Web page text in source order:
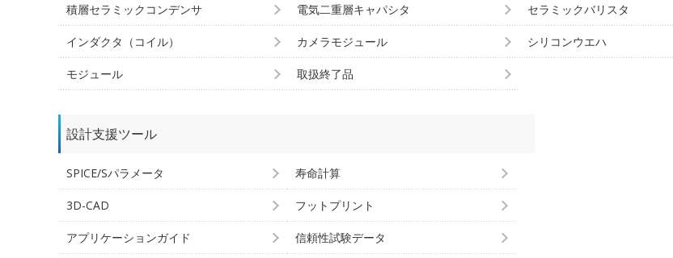
積層セラミックコンデンサ 電気二重層キャパシタ セラミックバリスタ
インダクタ（コイル） カメラモジュール シリコンウエハ
モジュール 取扱終了品
設計支援ツール
SPICE/Sパラメータ 寿命計算
3D-CAD フットプリント
アプリケーションガイド 信頼性試験データ